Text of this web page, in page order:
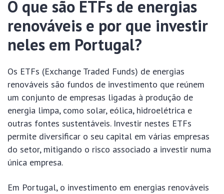
O que são ETFs de energias
renováveis e por que investir
neles em Portugal?
Os ETFs (Exchange Traded Funds) de energias
renováveis são fundos de investimento que reúnem
um conjunto de empresas ligadas à produção de
energia limpa, como solar, eólica, hidroelétrica e
outras fontes sustentáveis. Investir nestes ETFs
permite diversificar o seu capital em várias empresas
do setor, mitigando o risco associado a investir numa
única empresa.
Em Portugal, o investimento em energias renováveis